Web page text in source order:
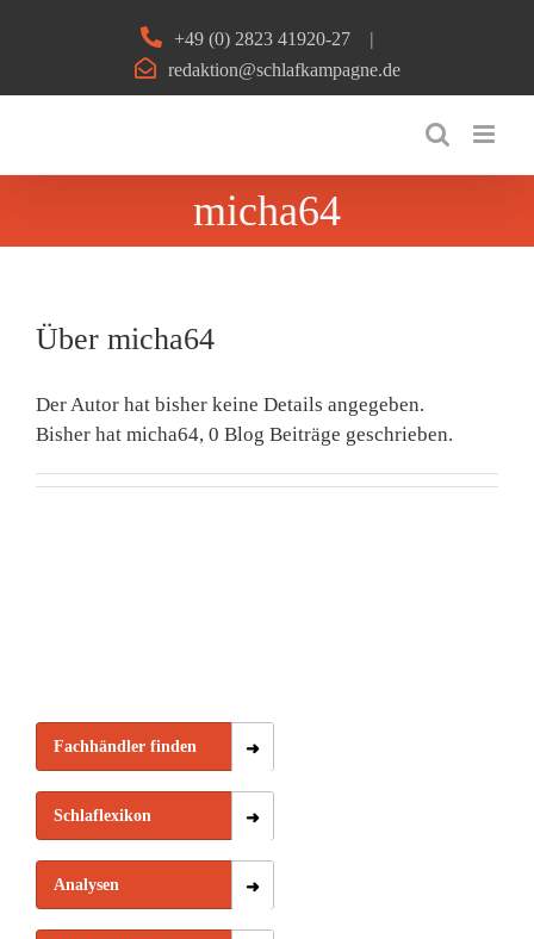
+49 (0) 2823 41920-27
|
redaktion@schlafkampagne.de
micha64
Über micha64
Der Autor hat bisher keine Details angegeben.
Bisher hat micha64, 0 Blog Beiträge geschrieben.
Fachhändler finden
Schlaflexikon
Analysen